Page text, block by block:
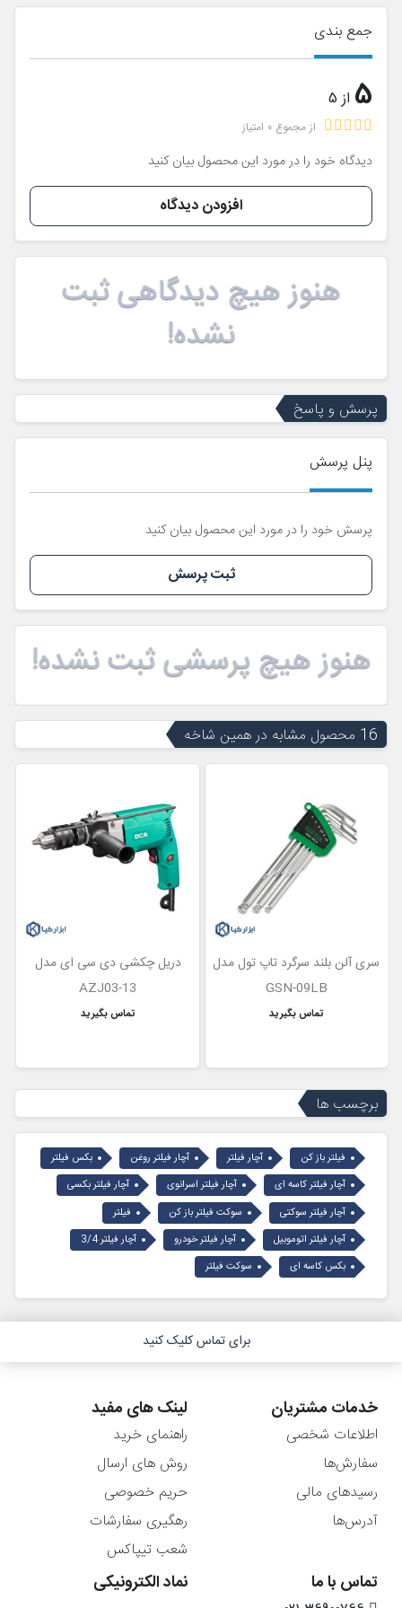
جمع بندی
5 از 5
از مجموع 0 امتیاز
دیدگاه خود را در مورد این محصول بیان کنید
افزودن دیدگاه
هنوز هیچ دیدگاهی ثبت
نشده!
پرسش و پاسخ
پنل پرسش
پرسش خود را در مورد این محصول بیان کنید
ثبت پرسش
هنوز هیچ پرسشی ثبت نشده!
16 محصول مشابه در همین شاخه
سری آلن بلند سرگرد تاپ تول مدل
GSN-09LB
تماس بگیرید
دریل چکشی دی سی ای مدل
AZJ03-13
تماس بگیرید
برچسب ها
فیلتر باز کن آچار فیلتر آچار فیلتر روغن
بکس فیلتر
آچار فیلتر کاسه ای
آچار فیلتر اسرانوی
آچار فیلتر بکسی
آچار فیلتر سوکتی
سوکت فیلتر باز کن
فیلتر
آچار فیلتر اتوموبیل
آچار فیلتر خودرو
آچار فیلتر 3/4
بکس کاسه ای
سوکت فیلتر
برای تماس کلیک کنید
خدمات مشتریان
اطلاعات شخصی
سفارش‌ها
رسیدهای مالی
آدرس‌ها
لینک های مفید
راهنمای خرید
روش های ارسال
حریم خصوصی
رهگیری سفارشات
شعب تیپاکس
تماس با ما نماد الکترونیکی